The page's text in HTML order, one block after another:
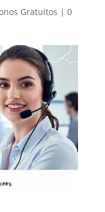
Gratuitos | 0